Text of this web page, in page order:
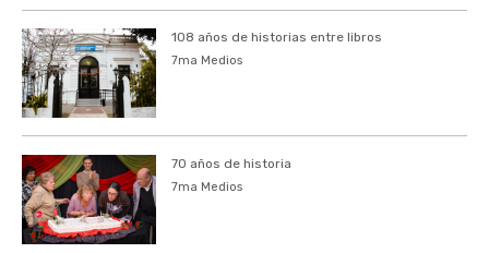
108 años de historias entre libros
7ma Medios
70 años de historia
7ma Medios